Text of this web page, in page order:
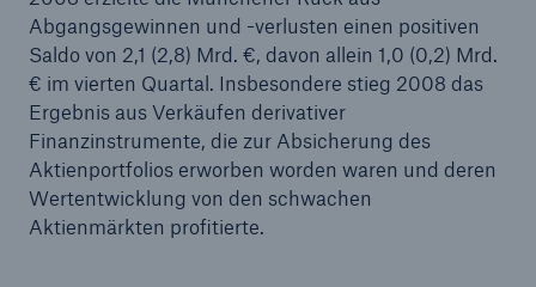
Abgangsgewinnen und -verlusten einen positiven
Saldo von 2,1 (2,8) Mrd. €, davon allein 1,0 (0,2) Mrd.
€ im vierten Quartal. Insbesondere stieg 2008 das
Ergebnis aus Verkäufen derivativer
Finanzinstrumente, die zur Absicherung des
Aktienportfolios erworben worden waren und deren
Wertentwicklung von den schwachen
Aktienmärkten profitierte.